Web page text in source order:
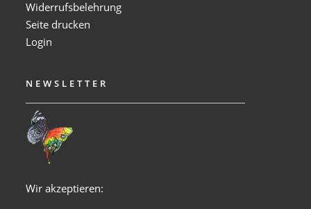
Widerrufsbelehrung
Seite drucken
Login
NEWSLETTER
Wir akzeptieren: